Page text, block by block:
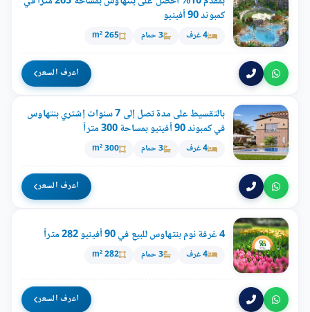
كمبوند 90 أفينيو
4 غرف 3 حمام 265 m²
اعرف السعر
بالتقسيط على مدة تصل إلى 7 سنوات إشتري بنتهاوس
في كمبوند 90 أفينيو بمساحة 300 متراً
4 غرف 3 حمام 300 m²
اعرف السعر
4 غرفة نوم بنتهاوس للبيع في 90 أفينيو 282 متراً
4 غرف 3 حمام 282 m²
اعرف السعر